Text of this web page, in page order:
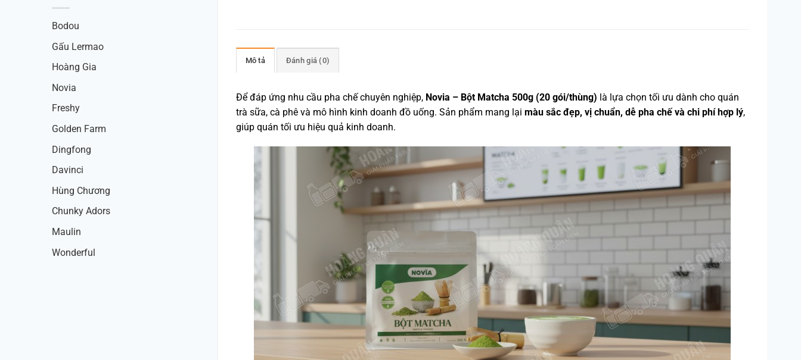
Bodou
Gấu Lermao
Hoàng Gia
Novia
Freshy
Golden Farm
Dingfong
Davinci
Hùng Chương
Chunky Adors
Maulin
Wonderful
Mô tả Đánh giá (0)
Để đáp ứng nhu cầu pha chế chuyên nghiệp, Novia – Bột Matcha 500g (20 gói/thùng) là lựa chọn tối ưu dành cho quán
trà sữa, cà phê và mô hình kinh doanh đồ uống. Sản phẩm mang lại màu sắc đẹp, vị chuẩn, dễ pha chế và chi phí hợp lý,
giúp quán tối ưu hiệu quả kinh doanh.